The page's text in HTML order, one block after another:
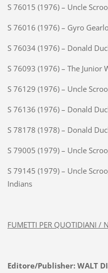
S 76015 (1976) – Uncle
S 76016 (1976) – Gyro
S 76034 (1976) – Donald
S 76093 (1976) – The Junior
S 76129 (1976) – Uncle
S 76136 (1976) – Donald
S 78178 (1978) – Donald
S 79005 (1979) – Uncle
S 79145 (1979) – Uncle
Indians
FUMETTI PER QUOTIDIANI /
Editore/Publisher: WALT